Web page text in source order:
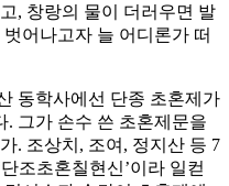
, 창랑의 물이 더러우면 발
어나고자 늘 어디론가 떠
동학사에선 단종 초혼제가
. 그가 손수 쓴 초혼제문을
. 조상치, 조여, 정지산 등 7
조초혼칠현신’이라 일컫